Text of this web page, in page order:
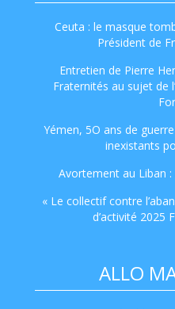
Ceuta : le masque
Président de
Entretien de Pierre
Fraternités au sujet de
Yémen, 5O ans de
inexistants
Avortement au Liban
« Le collectif contre
d’activité 2025
ALLO